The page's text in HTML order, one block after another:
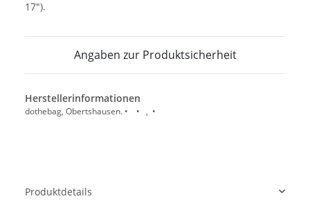
17").
Angaben zur Produktsicherheit
Herstellerinformationen
dothebag, Obertshausen. • • , •
Produktdetails